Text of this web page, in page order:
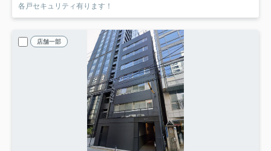
各戸セキュリティ有ります！
店舗一部